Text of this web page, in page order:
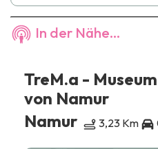
In der Nähe...
TreM.a -
von Namur
Namur
3,23 Km